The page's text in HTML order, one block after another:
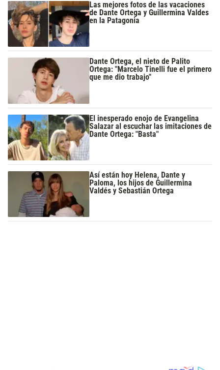
Las mejores fotos de las vacaciones
de Dante Ortega y Guillermina Valdes
en la Patagonia
Dante Ortega, el nieto de Palito
Ortega: "Marcelo Tinelli fue el primero
que me dio trabajo"
El inesperado enojo de Evangelina
Salazar al escuchar las imitaciones de
Dante Ortega: "Basta"
Así están hoy Helena, Dante y
Paloma, los hijos de Guillermina
Valdés y Sebastián Ortega